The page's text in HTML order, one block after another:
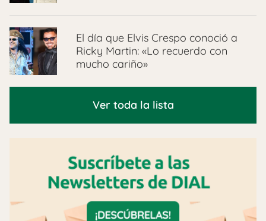
El día que Elvis Crespo conoció a
Ricky Martin: «Lo recuerdo con
mucho cariño»
Ver toda la lista